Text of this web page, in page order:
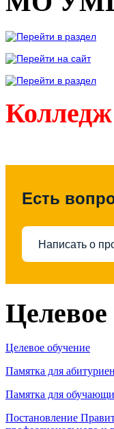
Есть
Написать о
Целевое
Целевое обучение
Памятка для
Памятка для
Постановление